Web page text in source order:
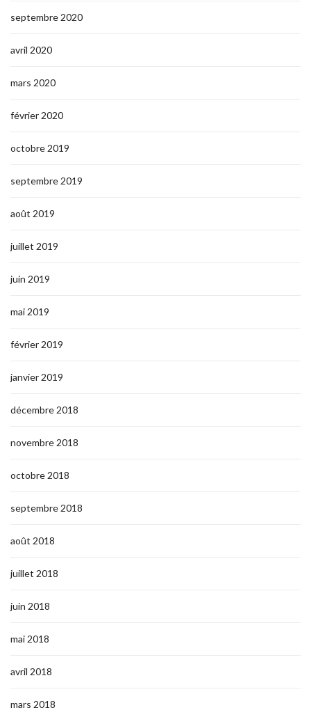
septembre 2020
avril 2020
mars 2020
février 2020
octobre 2019
septembre 2019
août 2019
juillet 2019
juin 2019
mai 2019
février 2019
janvier 2019
décembre 2018
novembre 2018
octobre 2018
septembre 2018
août 2018
juillet 2018
juin 2018
mai 2018
avril 2018
mars 2018